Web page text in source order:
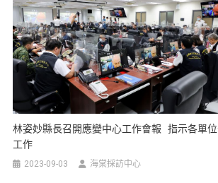
林姿妙縣長召開應變中心工作會報 指示各單
工作
2023-09-03 海棠採訪中心